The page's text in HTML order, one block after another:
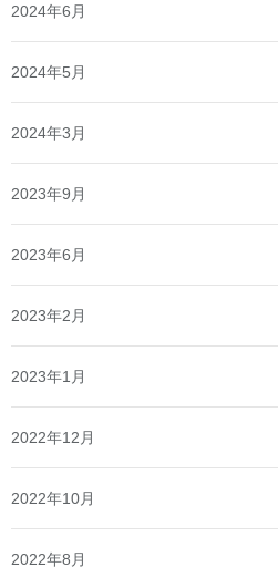
2024年6月
2024年5月
2024年3月
2023年9月
2023年6月
2023年2月
2023年1月
2022年12月
2022年10月
2022年8月